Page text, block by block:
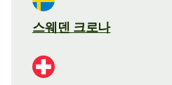
스웨덴 크로나